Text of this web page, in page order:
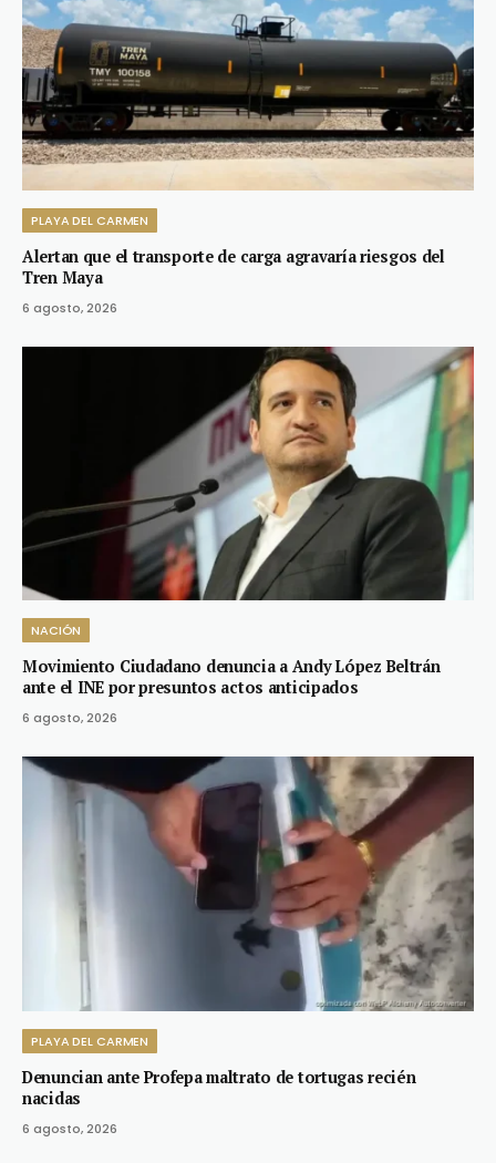
PLAYA DEL CARMEN
Alertan que el transporte de carga agravaría riesgos del
Tren Maya
6 agosto, 2026
NACIÓN
Movimiento Ciudadano denuncia a Andy López Beltrán
ante el INE por presuntos actos anticipados
6 agosto, 2026
PLAYA DEL CARMEN
Denuncian ante Profepa maltrato de tortugas recién
nacidas
6 agosto, 2026